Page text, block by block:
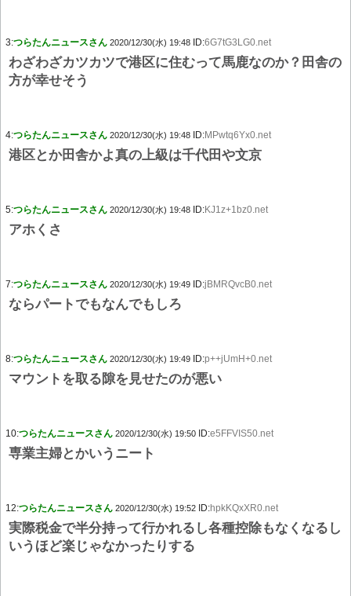
3:つらたんニュースさん 2020/12/30(水) 19:48 ID:6G7tG3LG0.net
わざわざカツカツで港区に住むって馬鹿なのか？田舎の
方が幸せそう
4:つらたんニュースさん 2020/12/30(水) 19:48 ID:MPwtq6Yx0.net
港区とか田舎かよ真の上級は千代田や文京
5:つらたんニュースさん 2020/12/30(水) 19:48 ID:KJ1z+1bz0.net
アホくさ
7:つらたんニュースさん 2020/12/30(水) 19:49 ID:jBMRQvcB0.net
ならパートでもなんでもしろ
8:つらたんニュースさん 2020/12/30(水) 19:49 ID:p++jUmH+0.net
マウントを取る隙を見せたのが悪い
10:つらたんニュースさん 2020/12/30(水) 19:50 ID:e5FFVIS50.net
専業主婦とかいうニート
12:つらたんニュースさん 2020/12/30(水) 19:52 ID:hpkKQxXR0.net
実際税金で半分持って行かれるし各種控除もなくなるし
いうほど楽じゃなかったりする